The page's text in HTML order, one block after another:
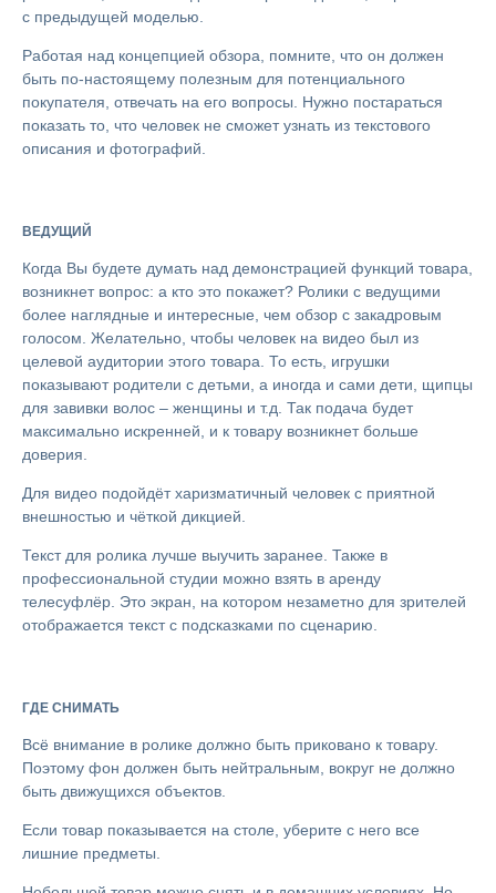
с предыдущей моделью.
Работая над концепцией обзора, помните, что он должен
быть по-настоящему полезным для потенциального
покупателя, отвечать на его вопросы. Нужно постараться
показать то, что человек не сможет узнать из текстового
описания и фотографий.
ВЕДУЩИЙ
Когда Вы будете думать над демонстрацией функций товара,
возникнет вопрос: а кто это покажет? Ролики с ведущими
более наглядные и интересные, чем обзор с закадровым
голосом. Желательно, чтобы человек на видео был из
целевой аудитории этого товара. То есть, игрушки
показывают родители с детьми, а иногда и сами дети, щипцы
для завивки волос – женщины и т.д. Так подача будет
максимально искренней, и к товару возникнет больше
доверия.
Для видео подойдёт харизматичный человек с приятной
внешностью и чёткой дикцией.
Текст для ролика лучше выучить заранее. Также в
профессиональной студии можно взять в аренду
телесуфлёр. Это экран, на котором незаметно для зрителей
отображается текст с подсказками по сценарию.
ГДЕ СНИМАТЬ
Всё внимание в ролике должно быть приковано к товару.
Поэтому фон должен быть нейтральным, вокруг не должно
быть движущихся объектов.
Если товар показывается на столе, уберите с него все
лишние предметы.